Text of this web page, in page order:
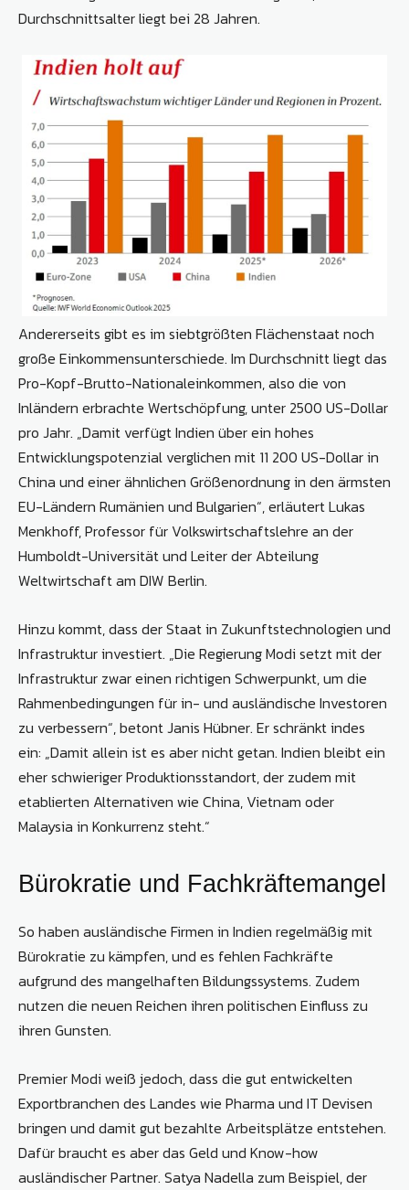
Durchschnittsalter liegt bei 28 Jahren.
Andererseits gibt es im siebtgrößten Flächenstaat noch
große Einkommensunterschiede. Im Durchschnitt liegt das
Pro-Kopf-Brutto-Nationaleinkommen, also die von
Inländern erbrachte Wertschöpfung, unter 2500 US-Dollar
pro Jahr. „Damit verfügt Indien über ein hohes
Entwicklungspoten­zial verglichen mit 11 200 US-Dollar in
China und einer ähnlichen Größenordnung in den ärmsten
EU-Ländern Rumänien und Bulgarien“, erläutert Lukas
Menkhoff, Professor für Volkswirtschafts­lehre an der
Humboldt-Universität und Leiter der Abteilung
Weltwirtschaft am DIW Berlin.
Hinzu kommt, dass der Staat in Zukunftstechnologien und
Infrastruktur investiert. „Die Regierung Modi setzt mit der
Infrastruktur zwar einen rich­tigen Schwerpunkt, um die
Rahmen­bedingungen für in- und ausländische Investoren
zu verbessern“, betont ­Janis Hübner. Er schränkt indes
ein: „Damit ­allein ist es aber nicht getan. Indien bleibt ein
eher schwieriger Produk­tionsstandort, der zudem mit
etablierten Alternativen wie China, Vietnam oder
Malaysia in Konkurrenz steht.“
Bürokratie und Fachkräftemangel
So haben ausländische Firmen in Indien regelmäßig mit
Bürokratie zu kämpfen, und es fehlen Fachkräfte
aufgrund des mangelhaften Bildungssystems. Zudem
nutzen die neuen Reichen ihren politischen Einfluss zu
ihren Gunsten.
Premier Modi weiß jedoch, dass die gut entwickelten
Exportbranchen des Landes wie Pharma und IT Devisen
bringen und damit gut bezahlte Arbeitsplätze entstehen.
Dafür braucht es aber das Geld und Know-how
ausländischer Partner. Satya Nadella zum Beispiel, der